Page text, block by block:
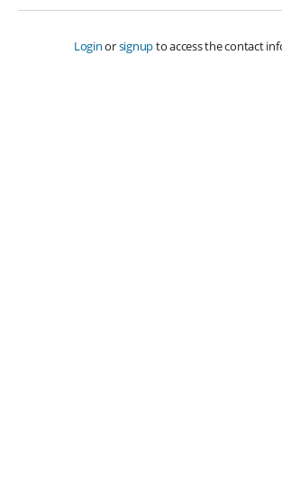
Loginorsignupto access the contact